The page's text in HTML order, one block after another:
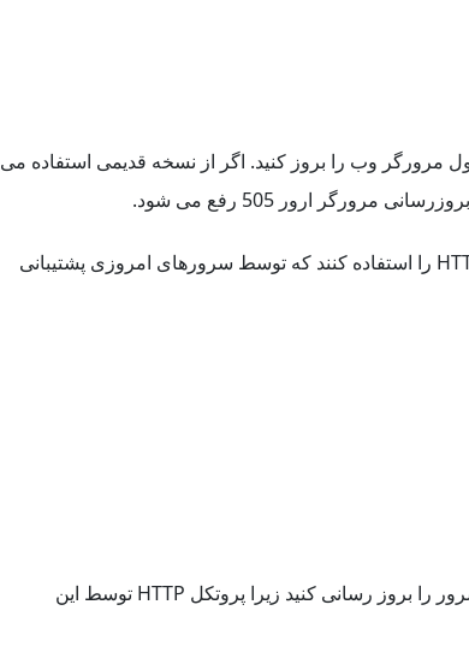
شدید در گام اول مرورگر وب را بروز کنید. اگر از نسخه قدیمی استفاده می
مرورگر ارور 505 رفع می شود.
مرورگرهای منسوخ شده ممکن است ورژنی از HTTP را استفاده کنند که توسط سرورهای امروزی پشتیبانی
اگر همچنان خطا وجود داشت باید نرم افزار وب سرور را بروز رسانی کنید زیرا پروتکل HTTP توسط این